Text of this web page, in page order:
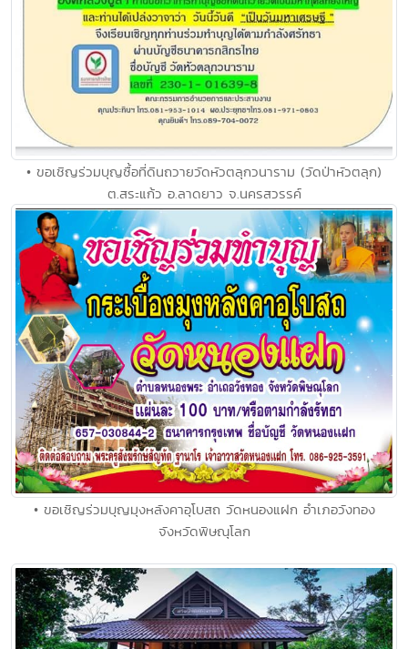
• ขอเชิญร่วมบุญซื้อที่ดินถวายวัดหัวตลุกวนาราม (วัดป่าหัวตลุก)
ต.สระแก้ว อ.ลาดยาว จ.นครสวรรค์
• ขอเชิญร่วมบุญมุงหลังคาอุโบสถ วัดหนองแฝก อำเภอวังทอง
จังหวัดพิษณุโลก